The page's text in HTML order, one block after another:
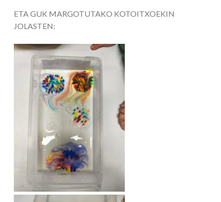
ETA GUK MARGOTUTAKO KOTOITXOEKIN
JOLASTEN: